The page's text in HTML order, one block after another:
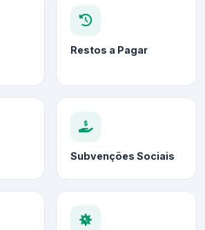
Restos a Pagar
Subvenções Sociais